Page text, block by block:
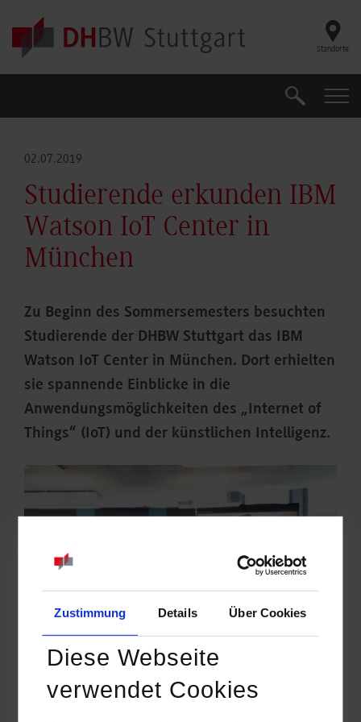
Zustimmung Details Über Cookies
Diese Webseite
verwendet Cookies
Skip to main content
Standorte
Suche
02.07.2019
Studierende erkunden IBM
Watson IoT Center in
München
Zu Beginn des Sommersemesters besuchten
Studierende der DHBW Stuttgart das IBM
Watson IoT Center in München. Dort erhielten
sie spannende Einblicke in die
Anwendungsmöglichkeiten des „Internet of
Things“ (IoT) und der künstlichen Intelligenz.